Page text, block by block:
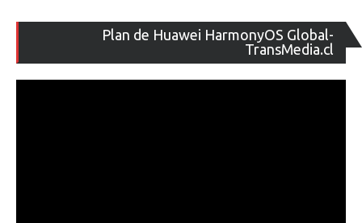
Plan de Huawei HarmonyOS Global-
TransMedia.cl
de